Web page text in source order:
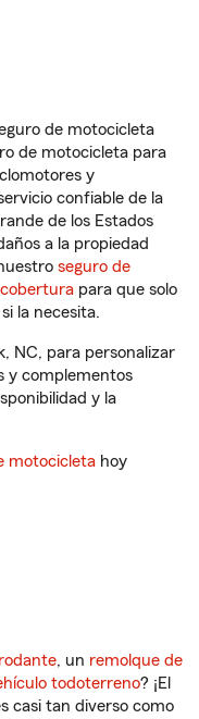
de motocicleta
de motocicleta para
y
confiable de la
de los Estados
a la propiedad
seguro de
para que solo
la necesita.
NC, para personalizar
y complementos
y la
motocicleta hoy
, un remolque de
todoterreno? ¡El
casi tan diverso como